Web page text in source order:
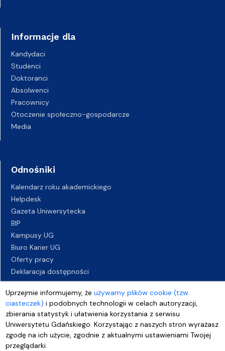
Uprzejmie informujemy, żeużywamy plików cookie (tzw.
ciasteczek) i podobnych technologii w celach autoryzacji,
zbierania statystyk i ułatwienia korzystania z serwisu
Uniwersytetu Gdańskiego. Korzystając z naszych stron wyrażasz
zgodę na ich użycie, zgodnie z aktualnymi ustawieniami Twojej
przeglądarki.
Informacje dla
Kandydaci
Studenci
Doktoranci
Absolwenci
Pracownicy
Otoczenie społeczno-gospodarcze
Media
Odnośniki
Kalendarz roku akademickiego
Helpdesk
Gazeta Uniwersytecka
BIP
Kampusy UG
Biuro Karier UG
Oferty pracy
Deklaracja dostępności